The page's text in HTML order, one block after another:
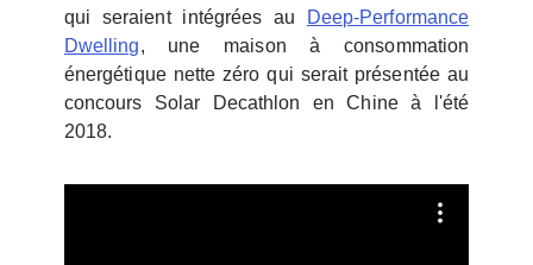
qui seraient intégrées au
Deep-Performance
Dwelling, une maison à consommation
énergétique nette zéro qui serait présentée au
concours Solar Decathlon en Chine à l'été
2018.